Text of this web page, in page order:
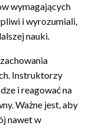
wymagających
i wyrozumiali,
nauki.
Instruktorzy
i reagować na
Ważne jest, aby
nawet w